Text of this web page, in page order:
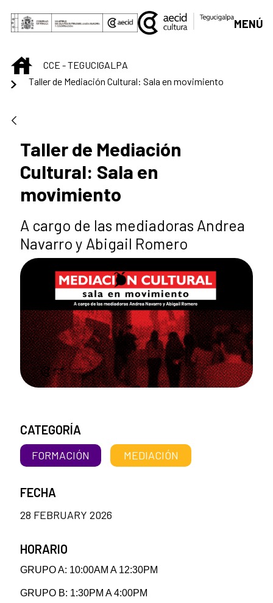
Saltar al contenido principal
MENÚ
INICIOCCE - TEGUCIGALPA
Taller de Mediación Cultural: Sala en movimiento
Taller de Mediación
Cultural: Sala en
movimiento
A cargo de las mediadoras Andrea
Navarro y Abigail Romero
CATEGORÍA
FORMACIÓN MEDIACIÓN
FECHA
28 FEBRUARY 2026
HORARIO
GRUPO A: 10:00AM A 12:30PM
GRUPO B: 1:30PM A 4:00PM